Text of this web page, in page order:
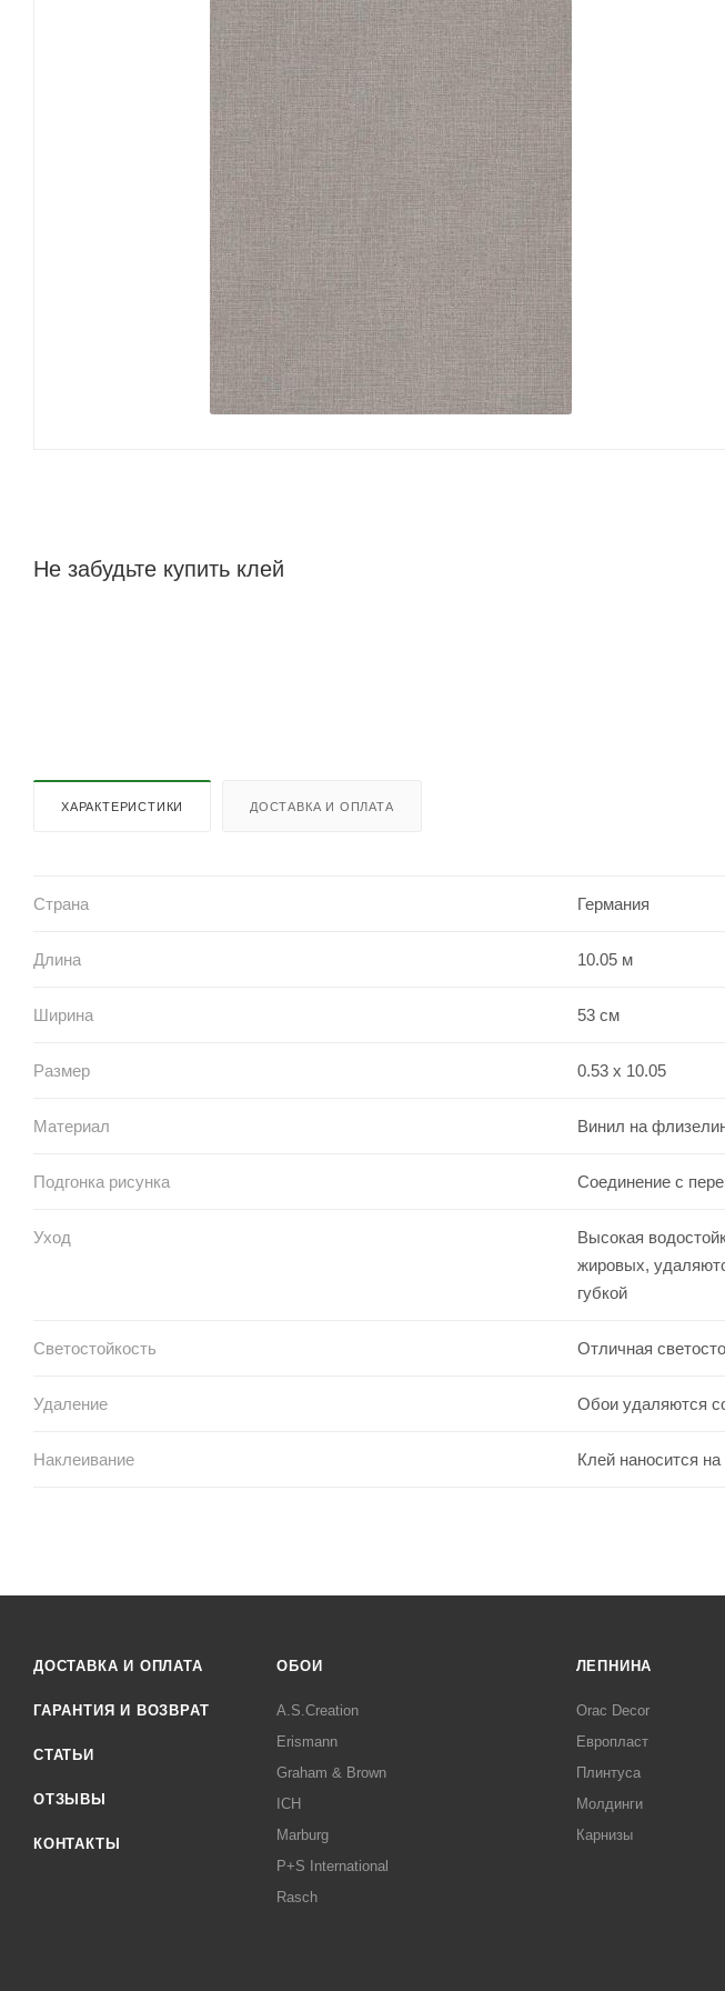
Не забудьте купить клей
ХАРАКТЕРИСТИКИ ДОСТАВКА И ОПЛАТА
Страна Германия
Длина 10.05 м
Ширина 53 см
Размер 0.53 x 10.05
Материал Винил на
Подгонка рисунка Соединение с
Уход
Высокая
жировых,
губкой
Светостойкость Отличная
Удаление Обои удаляются
Наклеивание Клей наносится на
ДОСТАВКА И ОПЛАТА
ГАРАНТИЯ И ВОЗВРАТ
СТАТЬИ
ОТЗЫВЫ
КОНТАКТЫ
ОБОИ
A.S.Creation
Erismann
Graham & Brown
ICH
Marburg
P+S International
Rasch
ЛЕПНИНА
Orac Decor
Европласт
Плинтуса
Молдинги
Карнизы